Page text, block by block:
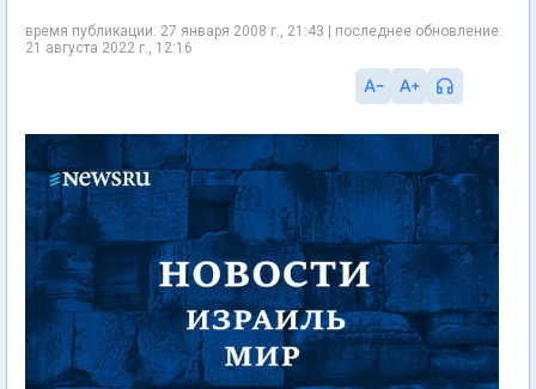
время публикации: 27 января 2008 г., 21:43 | последнее обновление:
21 августа 2022 г., 12:16